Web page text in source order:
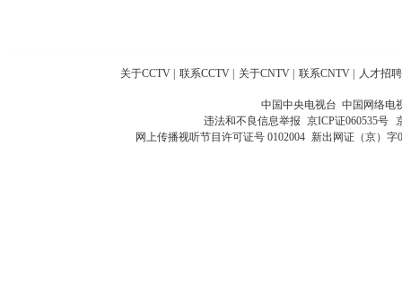
关于CCTV 联系CCTV 关于CNTV 联系CNTV 人才招聘
中国中央电视台 中国网络电
违法和不良信息举报 京ICP证060535号
网上传播视听节目许可证号 0102004 新出网证（京）